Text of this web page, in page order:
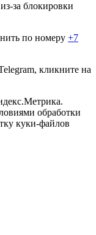
за блокировки
по номеру +7
кликните на
обработки
куки-файлов